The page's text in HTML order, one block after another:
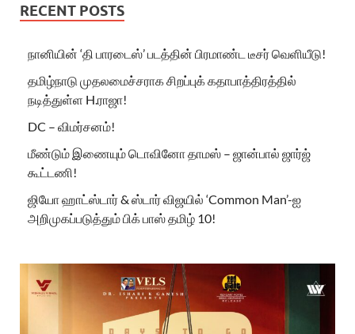
RECENT POSTS
நானியின் ‘தி பாரடைஸ்’ படத்தின் பிரமாண்ட டீசர் வெளியீடு!
தமிழ்நாடு முதலமைச்சராக சிறப்புக் கதாபாத்திரத்தில்
நடித்துள்ள H.ராஜா!
DC – விமர்சனம்!
மீண்டும் இணையும் டொவினோ தாமஸ் – ஜான்பால் ஜார்ஜ்
கூட்டணி!
ஜியோ ஹாட்ஸ்டார் & ஸ்டார் விஜயில் ‘Common Man’-ஐ
அறிமுகப்படுத்தும் பிக் பாஸ் தமிழ் 10!